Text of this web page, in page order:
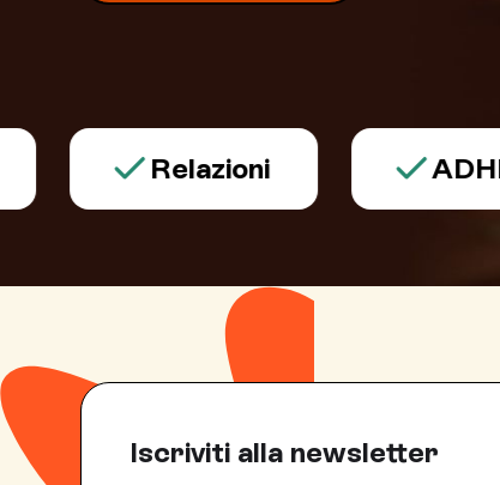
Relazioni ADHD
Iscriviti alla newsletter